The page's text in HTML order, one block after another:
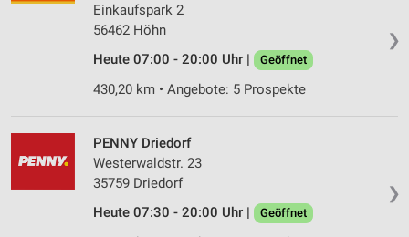
❯
Einkaufspark 2
56462 Höhn
Heute 07:00 - 20:00 Uhr |
Geöffnet
430,20 km • Angebote: 5 Prospekte
❯
PENNY Driedorf
Westerwaldstr. 23
35759 Driedorf
Heute 07:30 - 20:00 Uhr |
Geöffnet